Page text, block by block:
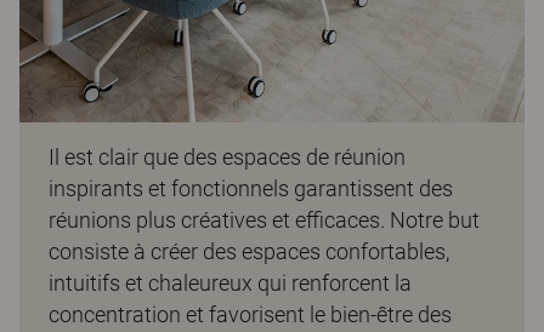
Il est clair que des espaces de réunion
inspirants et fonctionnels garantissent des
réunions plus créatives et efficaces. Notre but
consiste à créer des espaces confortables,
intuitifs et chaleureux qui renforcent la
concentration et favorisent le bien-être des